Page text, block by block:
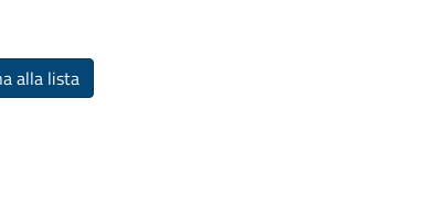
alla lista